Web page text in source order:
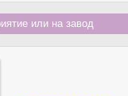
или на завод